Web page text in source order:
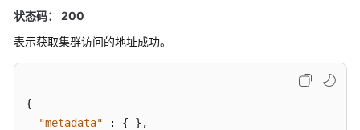
管
创
群
状态码： 200
表示获取集群访问的地址成功。
{
"metadata"
: { } ,